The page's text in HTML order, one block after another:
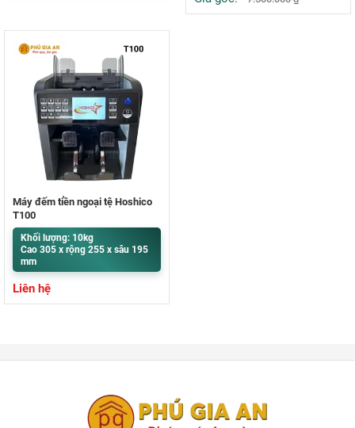
Máy đếm tiền ngoại tệ Hoshico
T100
Khối lượng: 10kg
Cao 305 x rộng 255 x sâu 195
mm
Liên hệ